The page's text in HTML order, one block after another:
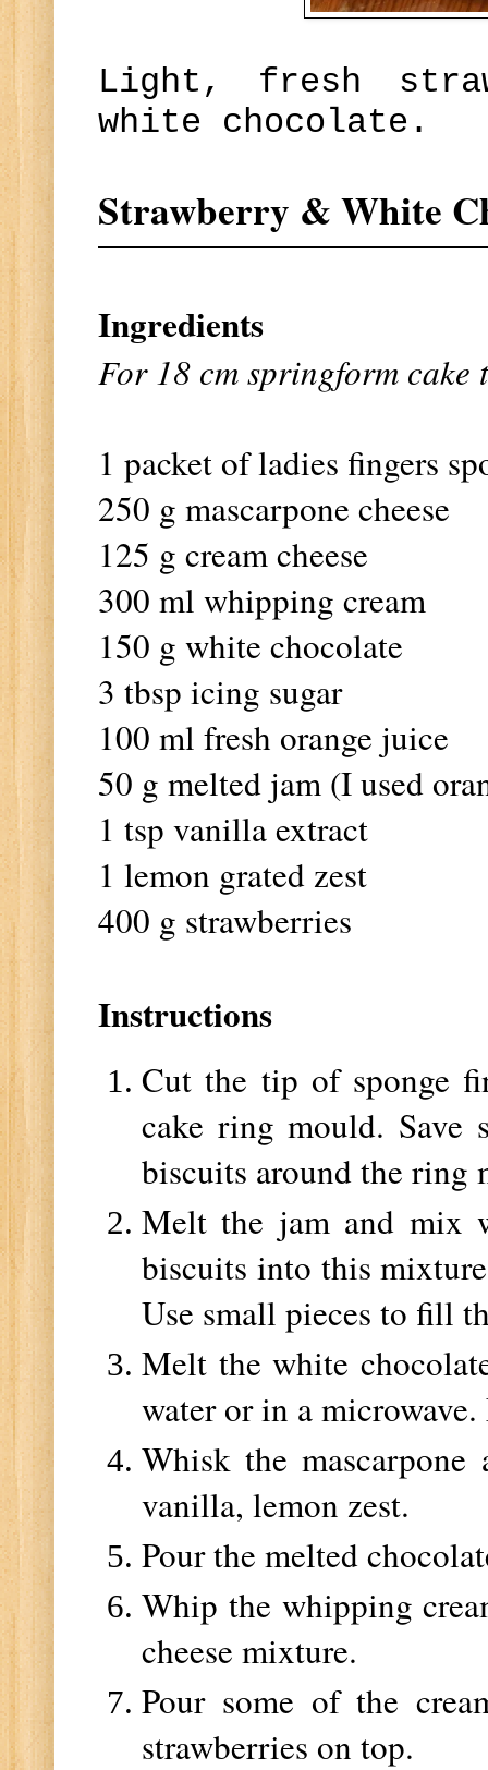
Light, fresh
white chocolate.
Strawberry & White
Ingredients
For 18 cm springform cake
1 packet of ladies fingers
250 g mascarpone cheese
125 g cream cheese
300 ml whipping cream
150 g white chocolate
3 tbsp icing sugar
100 ml fresh orange juice
50 g melted jam (I used
1 tsp vanilla extract
1 lemon grated zest
400 g strawberries
Instructions
Cut the tip of sponge
cake ring mould. Save
biscuits around the ring
Melt the jam and mix
biscuits into this
Use small pieces to fill
Melt the white
water or in a
Whisk the
vanilla, lemon zest.
Pour the melted
Whip the whipping
cheese mixture.
Pour some of the
strawberries on top.